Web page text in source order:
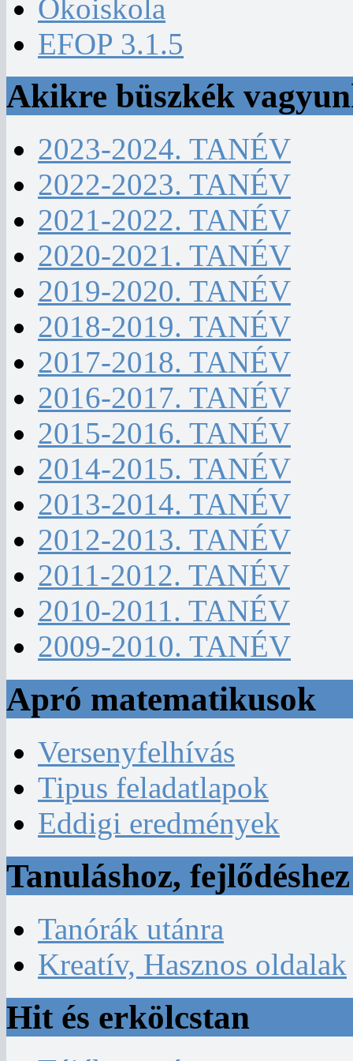
Ökoiskola
EFOP 3.1.5
Akikre büszkék
2023-2024. TANÉV
2022-2023. TANÉV
2021-2022. TANÉV
2020-2021. TANÉV
2019-2020. TANÉV
2018-2019. TANÉV
2017-2018. TANÉV
2016-2017. TANÉV
2015-2016. TANÉV
2014-2015. TANÉV
2013-2014. TANÉV
2012-2013. TANÉV
2011-2012. TANÉV
2010-2011. TANÉV
2009-2010. TANÉV
Apró matematikusok
Versenyfelhívás
Tipus feladatlapok
Eddigi eredmények
Tanuláshoz, fejlődéshez
Tanórák utánra
Kreatív, Hasznos oldalak
Hit és erkölcstan